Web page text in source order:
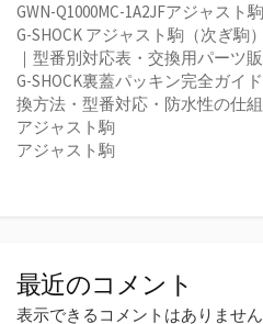
GWN-Q1000MC-1A2JFアジャスト駒
G-SHOCK アジャスト駒（次ぎ駒
｜型番別対応表・交換用パーツ
G-SHOCK裏蓋パッキン完全ガイ
換方法・型番対応・防水性の仕
アジャスト駒
アジャスト駒
最近のコメント
表示できるコメントはありません